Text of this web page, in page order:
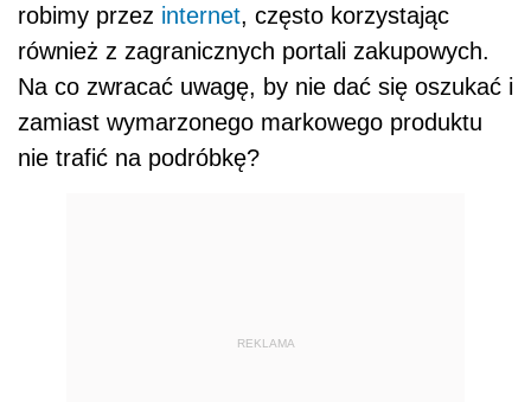
robimy przez internet, często korzystając
również z zagranicznych portali zakupowych.
Na co zwracać uwagę, by nie dać się oszukać i
zamiast wymarzonego markowego produktu
nie trafić na podróbkę?
REKLAMA